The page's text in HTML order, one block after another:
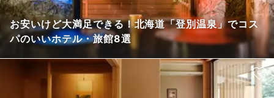
お安いけど大満足できる！北海道「登別温泉」でコス
パのいいホテル・旅館8選